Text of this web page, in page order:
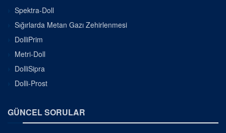
Spektra-Doll
Sığırlarda Metan Gazı Zehirlenmesi
DolliPrim
Metri-Doll
DolliSipra
Dolli-Prost
GÜNCEL SORULAR